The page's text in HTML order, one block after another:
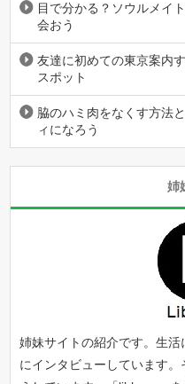
目で分かる？ソウルメイ
会おう
友達に初めての東京案内
スポット
脇のハミ肉をなくす方法
ィになろう
姉
姉妹サイトの紹介です。生
にインタビューしています